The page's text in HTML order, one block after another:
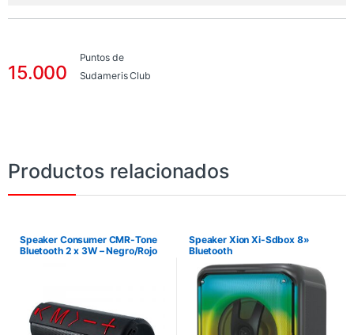
15.000
Puntos de
Sudameris Club
Productos relacionados
Speaker Consumer CMR-Tone
Bluetooth 2 x 3W – Negro/Rojo
Speaker Xion Xi-Sdbox 8»
Bluetooth